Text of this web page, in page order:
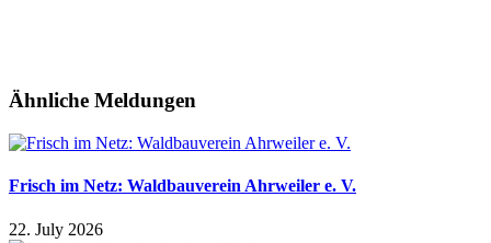
Ähnliche Meldungen
Frisch im Netz: Waldbauverein Ahrweiler e. V.
22. July 2026